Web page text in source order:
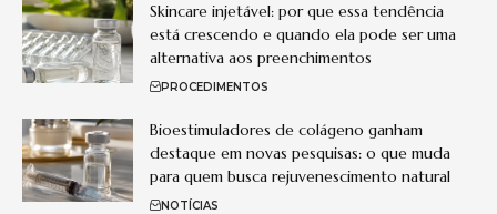
Skincare injetável: por que essa tendência
está crescendo e quando ela pode ser uma
alternativa aos preenchimentos
PROCEDIMENTOS
Bioestimuladores de colágeno ganham
destaque em novas pesquisas: o que muda
para quem busca rejuvenescimento natural
NOTÍCIAS